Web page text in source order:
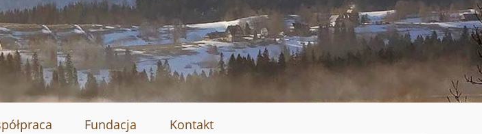
Fundacja Kontakt